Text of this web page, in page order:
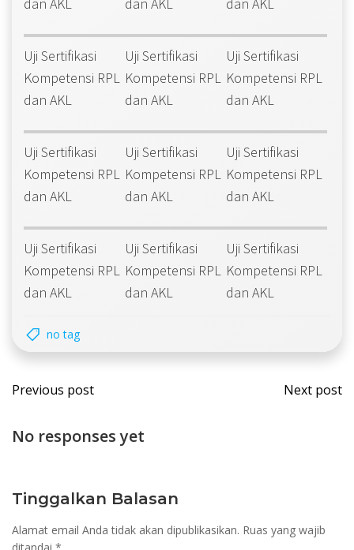
Uji Sertifikasi
Kompetensi RPL
dan AKL
Uji Sertifikasi
Kompetensi RPL
dan AKL
Uji Sertifikasi
Kompetensi RPL
dan AKL
Uji Sertifikasi
Kompetensi RPL
dan AKL
Uji Sertifikasi
Kompetensi RPL
dan AKL
Uji Sertifikasi
Kompetensi RPL
dan AKL
Uji Sertifikasi
Kompetensi RPL
dan AKL
Uji Sertifikasi
Kompetensi RPL
dan AKL
Uji Sertifikasi
Kompetensi RPL
dan AKL
no tag
Post
navigation
Previous post
Post
Next post
No responses yet
Tinggalkan Balasan
Alamat email Anda tidak akan dipublikasikan. Ruas yang wajib